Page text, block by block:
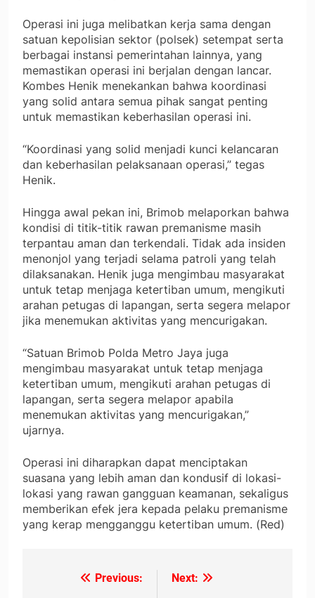
Operasi ini juga melibatkan kerja sama dengan
satuan kepolisian sektor (polsek) setempat serta
berbagai instansi pemerintahan lainnya, yang
memastikan operasi ini berjalan dengan lancar.
Kombes Henik menekankan bahwa koordinasi
yang solid antara semua pihak sangat penting
untuk memastikan keberhasilan operasi ini.
“Koordinasi yang solid menjadi kunci kelancaran
dan keberhasilan pelaksanaan operasi,” tegas
Henik.
Hingga awal pekan ini, Brimob melaporkan bahwa
kondisi di titik-titik rawan premanisme masih
terpantau aman dan terkendali. Tidak ada insiden
menonjol yang terjadi selama patroli yang telah
dilaksanakan. Henik juga mengimbau masyarakat
untuk tetap menjaga ketertiban umum, mengikuti
arahan petugas di lapangan, serta segera melapor
jika menemukan aktivitas yang mencurigakan.
“Satuan Brimob Polda Metro Jaya juga
mengimbau masyarakat untuk tetap menjaga
ketertiban umum, mengikuti arahan petugas di
lapangan, serta segera melapor apabila
menemukan aktivitas yang mencurigakan,”
ujarnya.
Operasi ini diharapkan dapat menciptakan
suasana yang lebih aman dan kondusif di lokasi-
lokasi yang rawan gangguan keamanan, sekaligus
memberikan efek jera kepada pelaku premanisme
yang kerap mengganggu ketertiban umum. (Red)
NavigasiPrevious:
Next: